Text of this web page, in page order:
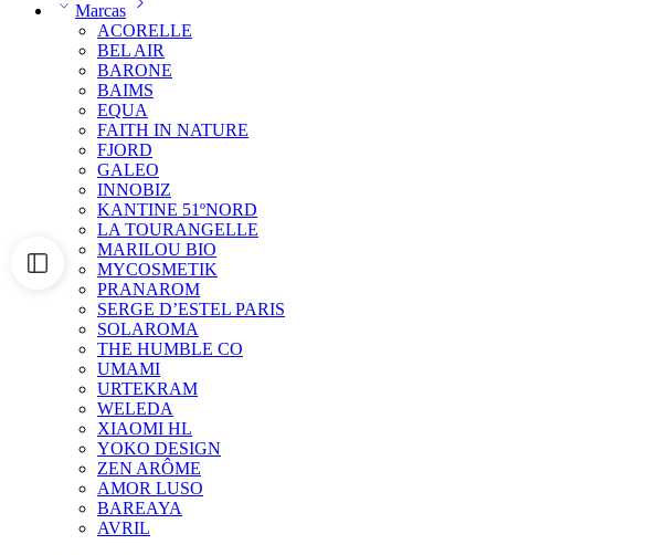
Marcas
ACORELLE
BEL AIR
BARONE
BAIMS
EQUA
FAITH IN NATURE
FJORD
GALEO
INNOBIZ
KANTINE 51ºNORD
LA TOURANGELLE
MARILOU BIO
MYCOSMETIK
PRANAROM
SERGE D’ESTEL PARIS
SOLAROMA
THE HUMBLE CO
UMAMI
URTEKRAM
WELEDA
XIAOMI HL
YOKO DESIGN
ZEN ARÔME
AMOR LUSO
BAREAYA
AVRIL